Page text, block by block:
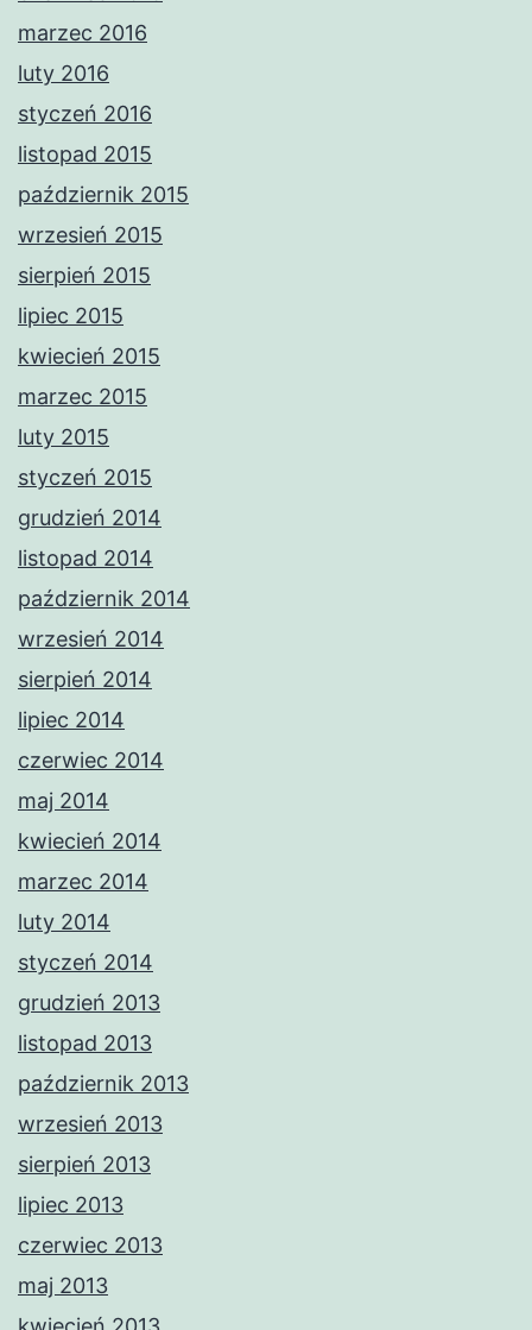
marzec 2016
luty 2016
styczeń 2016
listopad 2015
październik 2015
wrzesień 2015
sierpień 2015
lipiec 2015
kwiecień 2015
marzec 2015
luty 2015
styczeń 2015
grudzień 2014
listopad 2014
październik 2014
wrzesień 2014
sierpień 2014
lipiec 2014
czerwiec 2014
maj 2014
kwiecień 2014
marzec 2014
luty 2014
styczeń 2014
grudzień 2013
listopad 2013
październik 2013
wrzesień 2013
sierpień 2013
lipiec 2013
czerwiec 2013
maj 2013